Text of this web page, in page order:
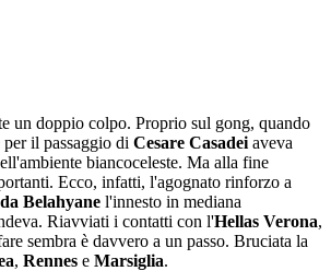
un doppio colpo. Proprio sul gong, quando
il passaggio di Cesare Casadei aveva
biancoceleste. Ma alla fine
Ecco, infatti, l'agognato rinforzo a
Belahyane l'innesto in mediana
Riavviati i contatti con l'Hellas Verona,
sembra è davvero a un passo. Bruciata la
, Rennes e Marsiglia.